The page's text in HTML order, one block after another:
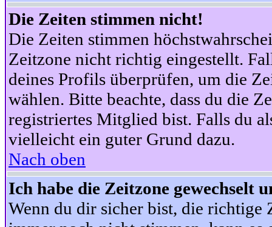
Die Zeiten stimmen nicht!
Die Zeiten stimmen
Zeitzone nicht richtig eingestellt.
deines Profils überprüfen, um die
wählen. Bitte beachte, dass du die
registriertes Mitglied bist. Falls du
vielleicht ein guter Grund dazu.
Nach oben
Ich habe die Zeitzone gewechselt
Wenn du dir sicher bist, die richtige